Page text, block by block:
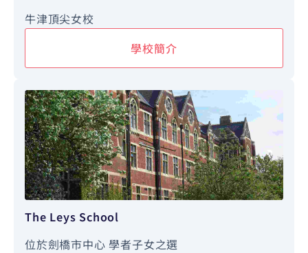
牛津頂尖女校
學校簡介
The Leys School
位於劍橋市中心 學者子女之選